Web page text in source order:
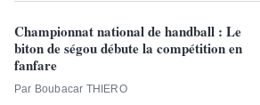
Championnat national de handball : Le
biton de ségou débute la compétition en
fanfare
Par Boubacar THIERO